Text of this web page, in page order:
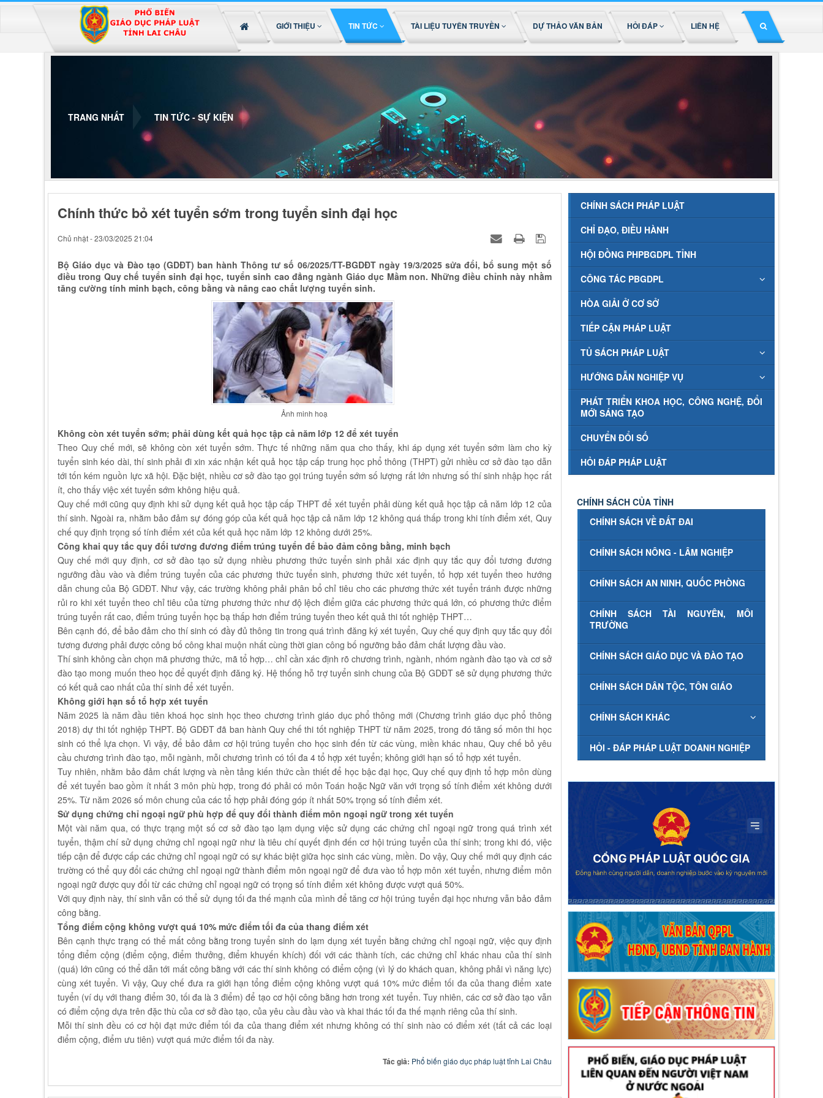
GIỚI THIỆU TIN TỨC TÀI LIỆU TUYÊN TRUYỀN DỰ THẢO VĂN BẢN HỎI ĐÁP LIÊN HỆ
TRANG NHẤT TIN TỨC - SỰ KIỆN
Chính thức bỏ xét tuyển sớm trong tuyển sinh đại học
Chủ nhật - 23/03/2025 21:04
Bộ Giáo dục và Đào tạo (GDĐT) ban hành Thông tư số 06/2025/TT-BGDĐT ngày 19/3/2025 sửa đổi, bổ sung một số
điều trong Quy chế tuyển sinh đại học, tuyển sinh cao đẳng ngành Giáo dục Mầm non. Những điều chỉnh này nhằm
tăng cường tính minh bạch, công bằng và nâng cao chất lượng tuyển sinh.
Ảnh minh hoạ
Không còn xét tuyển sớm; phải dùng kết quả học tập cả năm lớp 12 để xét tuyển
Theo Quy chế mới, sẽ không còn xét tuyển sớm. Thực tế những năm qua cho thấy, khi áp dụng xét tuyển sớm làm cho kỳ
tuyển sinh kéo dài, thí sinh phải đi xin xác nhận kết quả học tập cấp trung học phổ thông (THPT) gửi nhiều cơ sở đào tạo dẫn
tới tốn kém nguồn lực xã hội. Đặc biệt, nhiều cơ sở đào tạo gọi trúng tuyển sớm số lượng rất lớn nhưng số thí sinh nhập học rất
ít, cho thấy việc xét tuyển sớm không hiệu quả.
Quy chế mới cũng quy định khi sử dụng kết quả học tập cấp THPT để xét tuyển phải dùng kết quả học tập cả năm lớp 12 của
thí sinh. Ngoài ra, nhằm bảo đảm sự đóng góp của kết quả học tập cả năm lớp 12 không quá thấp trong khi tính điểm xét, Quy
chế quy định trọng số tính điểm xét của kết quả học năm lớp 12 không dưới 25%.
Công khai quy tắc quy đổi tương đương điểm trúng tuyển để bảo đảm công bằng, minh bạch
Quy chế mới quy định, cơ sở đào tạo sử dụng nhiều phương thức tuyển sinh phải xác định quy tắc quy đổi tương đương
ngưỡng đầu vào và điểm trúng tuyển của các phương thức tuyển sinh, phương thức xét tuyển, tổ hợp xét tuyển theo hướng
dẫn chung của Bộ GDĐT. Như vậy, các trường không phải phân bổ chỉ tiêu cho các phương thức xét tuyển tránh được những
rủi ro khi xét tuyển theo chỉ tiêu của từng phương thức như độ lệch điểm giữa các phương thức quá lớn, có phương thức điểm
trúng tuyển rất cao, điểm trúng tuyển học bạ thấp hơn điểm trúng tuyển theo kết quả thi tốt nghiệp THPT…
Bên cạnh đó, để bảo đảm cho thí sinh có đầy đủ thông tin trong quá trình đăng ký xét tuyển, Quy chế quy định quy tắc quy đổi
tương đương phải được công bố công khai muộn nhất cùng thời gian công bố ngưỡng bảo đảm chất lượng đầu vào.
Thí sinh không cần chọn mã phương thức, mã tổ hợp… chỉ cần xác định rõ chương trình, ngành, nhóm ngành đào tạo và cơ sở
đào tạo mong muốn theo học để quyết định đăng ký. Hệ thống hỗ trợ tuyển sinh chung của Bộ GDĐT sẽ sử dụng phương thức
có kết quả cao nhất của thí sinh để xét tuyển.
Không giới hạn số tổ hợp xét tuyển
Năm 2025 là năm đầu tiên khoá học sinh học theo chương trình giáo dục phổ thông mới (Chương trình giáo dục phổ thông
2018) dự thi tốt nghiệp THPT. Bộ GDĐT đã ban hành Quy chế thi tốt nghiệp THPT từ năm 2025, trong đó tăng số môn thi học
sinh có thể lựa chọn. Vì vậy, để bảo đảm cơ hội trúng tuyển cho học sinh đến từ các vùng, miền khác nhau, Quy chế bỏ yêu
cầu chương trình đào tạo, mỗi ngành, mỗi chương trình có tối đa 4 tổ hợp xét tuyển; không giới hạn số tổ hợp xét tuyển.
Tuy nhiên, nhằm bảo đảm chất lượng và nền tảng kiến thức cần thiết để học bậc đại học, Quy chế quy định tổ hợp môn dùng
để xét tuyển bao gồm ít nhất 3 môn phù hợp, trong đó phải có môn Toán hoặc Ngữ văn với trọng số tính điểm xét không dưới
25%. Từ năm 2026 số môn chung của các tổ hợp phải đóng góp ít nhất 50% trọng số tính điểm xét.
Sử dụng chứng chỉ ngoại ngữ phù hợp để quy đổi thành điểm môn ngoại ngữ trong xét tuyển
Một vài năm qua, có thực trạng một số cơ sở đào tạo lạm dụng việc sử dụng các chứng chỉ ngoại ngữ trong quá trình xét
tuyển, thậm chí sử dụng chứng chỉ ngoại ngữ như là tiêu chí quyết định đến cơ hội trúng tuyển của thí sinh; trong khi đó, việc
tiếp cận để được cấp các chứng chỉ ngoại ngữ có sự khác biệt giữa học sinh các vùng, miền. Do vậy, Quy chế mới quy định các
trường có thể quy đổi các chứng chỉ ngoại ngữ thành điểm môn ngoại ngữ để đưa vào tổ hợp môn xét tuyển, nhưng điểm môn
ngoại ngữ được quy đổi từ các chứng chỉ ngoại ngữ có trọng số tính điểm xét không được vượt quá 50%.
Với quy định này, thí sinh vẫn có thể sử dụng tối đa thế mạnh của mình để tăng cơ hội trúng tuyển đại học nhưng vẫn bảo đảm
công bằng.
Tổng điểm cộng không vượt quá 10% mức điểm tối đa của thang điểm xét
Bên cạnh thực trạng có thể mất công bằng trong tuyển sinh do lạm dụng xét tuyển bằng chứng chỉ ngoại ngữ, việc quy định
tổng điểm cộng (điểm cộng, điểm thưởng, điểm khuyến khích) đối với các thành tích, các chứng chỉ khác nhau của thí sinh
(quá) lớn cũng có thể dẫn tới mất công bằng với các thí sinh không có điểm cộng (vì lý do khách quan, không phải vì năng lực)
cùng xét tuyển. Vì vậy, Quy chế đưa ra giới hạn tổng điểm cộng không vượt quá 10% mức điểm tối đa của thang điểm xate
tuyển (ví dụ với thang điểm 30, tối đa là 3 điểm) để tạo cơ hội công bằng hơn trong xét tuyển. Tuy nhiên, các cơ sở đào tạo vẫn
có điểm cộng dựa trên đặc thù của cơ sở đào tạo, của yêu cầu đầu vào và khai thác tối đa thế mạnh riêng của thí sinh.
Mỗi thí sinh đều có cơ hội đạt mức điểm tối đa của thang điểm xét nhưng không có thí sinh nào có điểm xét (tất cả các loại
điểm cộng, điểm ưu tiên) vượt quá mức điểm tối đa này.
Tác giả: Phổ biến giáo dục pháp luật tỉnh Lai Châu
CHÍNH SÁCH PHÁP LUẬT
CHỈ ĐẠO, ĐIỀU HÀNH
HỘI ĐỒNG PHPBGDPL TỈNH
CÔNG TÁC PBGDPL
HÒA GIẢI Ở CƠ SỞ
TIẾP CẬN PHÁP LUẬT
TỦ SÁCH PHÁP LUẬT
HƯỚNG DẪN NGHIỆP VỤ
PHÁT TRIỂN KHOA HỌC, CÔNG NGHỆ, ĐỔI
MỚI SÁNG TẠO
CHUYỂN ĐỔI SỐ
HỎI ĐÁP PHÁP LUẬT
CHÍNH SÁCH CỦA TỈNH
CHÍNH SÁCH VỀ ĐẤT ĐAI
CHÍNH SÁCH NÔNG - LÂM NGHIỆP
CHÍNH SÁCH AN NINH, QUỐC PHÒNG
CHÍNH SÁCH TÀI NGUYÊN, MÔI
TRƯỜNG
CHÍNH SÁCH GIÁO DỤC VÀ ĐÀO TẠO
CHÍNH SÁCH DÂN TỘC, TÔN GIÁO
CHÍNH SÁCH KHÁC
HỎI - ĐÁP PHÁP LUẬT DOANH NGHIỆP
Đã kết nối EMC